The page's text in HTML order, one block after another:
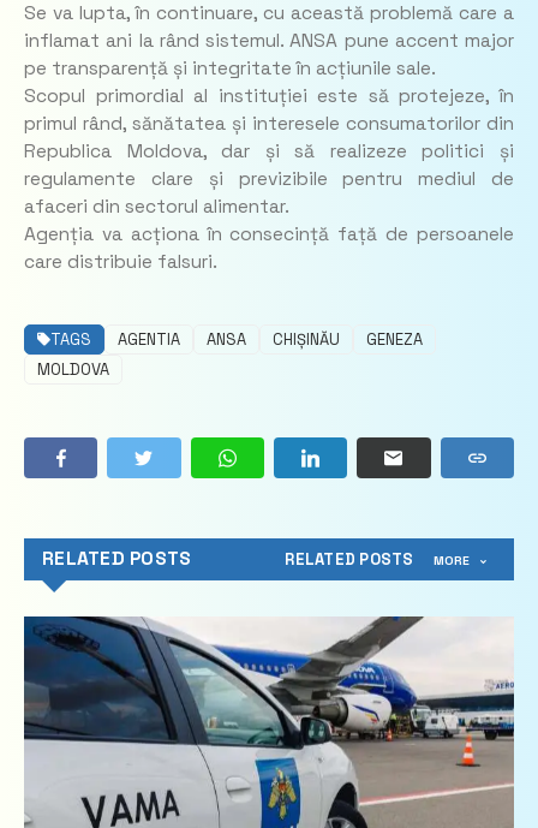
Se va lupta, în continuare, cu această problemă care a
inflamat ani la rând sistemul. ANSA pune accent major
pe transparență și integritate în acțiunile sale.
Scopul primordial al instituției este să protejeze, în
primul rând, sănătatea și interesele consumatorilor din
Republica Moldova, dar și să realizeze politici și
regulamente clare și previzibile pentru mediul de
afaceri din sectorul alimentar.
Agenția va acționa în consecință față de persoanele
care distribuie falsuri.
TAGS AGENTIA ANSA CHIȘINĂU
GENEZA
MOLDOVA
RELATED POSTS RELATED POSTS MORE